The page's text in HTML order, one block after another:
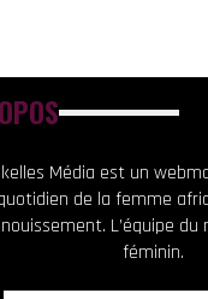
Média est un
de la femme
L’équipe
féminin.